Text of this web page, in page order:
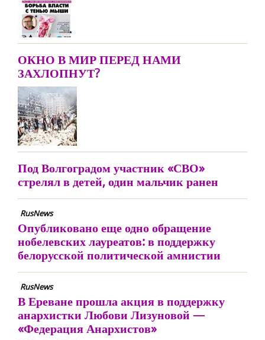
ОКНО В МИР ПЕРЕД НАМИ
ЗАХЛОПНУТ?
Под Волгоградом участник «СВО»
стрелял в детей, один мальчик ранен
RusNews
Опубликовано еще одно обращение
нобелевских лауреатов: в поддержку
белорусской политической амнистии
RusNews
В Ереване прошла акция в поддержку
анархистки Любови Лизуновой —
«Федерация Анархистов»